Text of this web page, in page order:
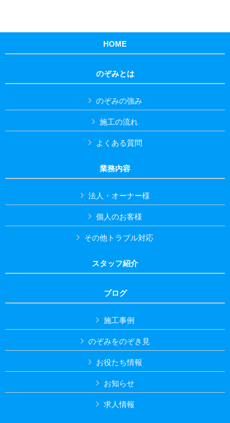
HOME
のぞみとは
のぞみの強み
施工の流れ
よくある質問
業務内容
法人・オーナー様
個人のお客様
その他トラブル対応
スタッフ紹介
ブログ
施工事例
のぞみをのぞき見
お役たち情報
お知らせ
求人情報